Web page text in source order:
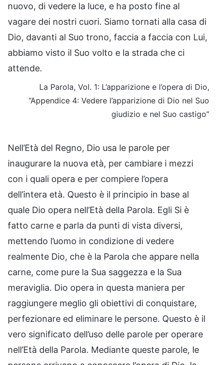
nuovo, di vedere la luce, e ha posto fine al
vagare dei nostri cuori. Siamo tornati alla casa di
Dio, davanti al Suo trono, faccia a faccia con Lui,
abbiamo visto il Suo volto e la strada che ci
attende.
La Parola, Vol. 1: L’apparizione e l’opera di Dio,
“Appendice 4: Vedere l’apparizione di Dio nel Suo
giudizio e nel Suo castigo”
Nell’Età del Regno, Dio usa le parole per
inaugurare la nuova età, per cambiare i mezzi
con i quali opera e per compiere l’opera
dell’intera età. Questo è il principio in base al
quale Dio opera nell’Età della Parola. Egli Si è
fatto carne e parla da punti di vista diversi,
mettendo l’uomo in condizione di vedere
realmente Dio, che è la Parola che appare nella
carne, come pure la Sua saggezza e la Sua
meraviglia. Dio opera in questa maniera per
raggiungere meglio gli obiettivi di conquistare,
perfezionare ed eliminare le persone. Questo è il
vero significato dell’uso delle parole per operare
nell’Età della Parola. Mediante queste parole, le